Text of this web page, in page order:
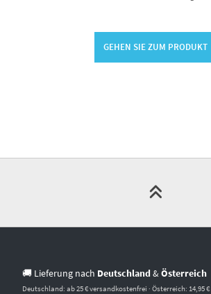
GEHEN SIE ZUM PRODUKT
🚚 Lieferung nach Deutschland &Österreich
Deutschland: ab 25 € versandkostenfrei · Österreich: 14,95 €